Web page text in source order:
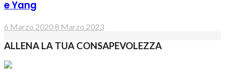
e Yang
6 Marzo 2020 8 Marzo 2023
ALLENA LA TUA CONSAPEVOLEZZA